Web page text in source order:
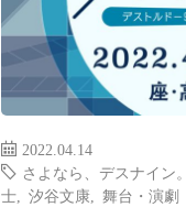
2022.04.14
さよなら、デスナイン。
士 ,汐谷文康 ,舞台・演劇